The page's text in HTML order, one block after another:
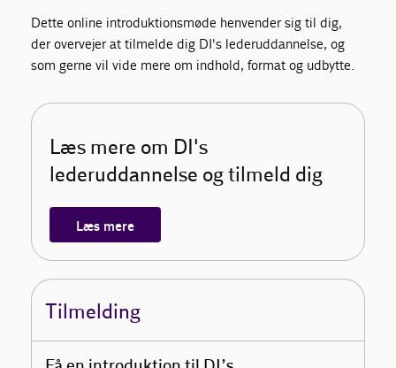
Dette online introduktionsmøde henvender sig til dig,
der overvejer at tilmelde dig DI's lederuddannelse, og
som gerne vil vide mere om indhold, format og udbytte.
Læs mere om DI's
lederuddannelse og tilmeld dig
Læs mere
Tilmelding